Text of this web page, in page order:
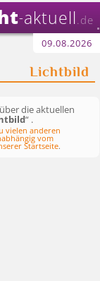
-aktuell .de
09.08.2026
Lichtbild
die aktuellen
“ .
vielen anderen
vom
Startseite.